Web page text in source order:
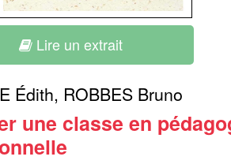
Lire un extrait
Édith, ROBBES Bruno
une classe en